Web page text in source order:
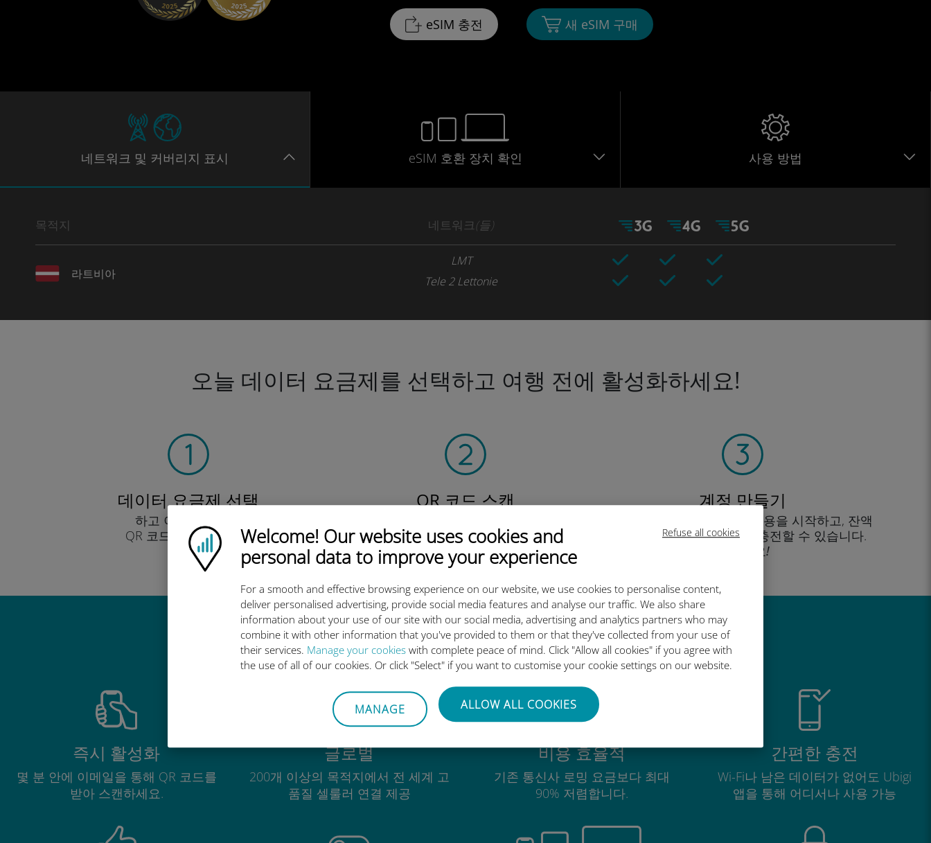
Refuse all cookies
Ubigi logo
Welcome! Our website uses cookies and
personal data to improve your experience
For a smooth and effective browsing experience on our website, we use cookies to personalise content,
deliver personalised advertising, provide social media features and analyse our traffic. We also share
information about your use of our site with our social media, advertising and analytics partners who may
combine it with other information that you've provided to them or that they've collected from your use of
their services. Manage your cookies with complete peace of mind. Click "Allow all cookies" if you agree with
the use of all of our cookies. Or click "Select" if you want to customise your cookie settings on our website.
MANAGE ALLOW ALL COOKIES
eSIM 충전
새 eSIM 구매
네트워크 및 커버리지 표시 eSIM 호환 장치 확인 사용 방법
목적지 네트워크(들)
라트비아
LMT
Tele 2 Lettonie
오늘 데이터 요금제를 선택하고 여행 전에 활성화하세요!
데이터 요금제 선택
하고 이메일을 통해
QR 코드로 받아보세요.
빨리!
QR 코드 스캔
유비기 eSIM을 설치하세요.간단합니다!
계정 만들기
을 클릭해 데이터 요금제 사용을 시작하고, 잔액
을 확인하고 이동 중에도 충전할 수 있습니다.
즐기세요!
유비기 국제 eSIM이 우수한 이유
즉시 활성화
몇 분 안에 이메일을 통해 QR 코드를
받아 스캔하세요.
글로벌
200개 이상의 목적지에서 전 세계 고
품질 셀룰러 연결 제공
비용 효율적
기존 통신사 로밍 요금보다 최대
90% 저렴합니다.
간편한 충전
Wi-Fi나 남은 데이터가 없어도 Ubigi
앱을 통해 어디서나 사용 가능